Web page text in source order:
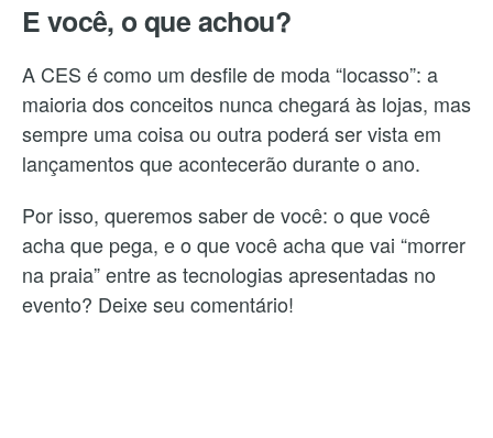
E você, o que achou?
A CES é como um desfile de moda “locasso”: a
maioria dos conceitos nunca chegará às lojas, mas
sempre uma coisa ou outra poderá ser vista em
lançamentos que acontecerão durante o ano.
Por isso, queremos saber de você: o que você
acha que pega, e o que você acha que vai “morrer
na praia” entre as tecnologias apresentadas no
evento? Deixe seu comentário!